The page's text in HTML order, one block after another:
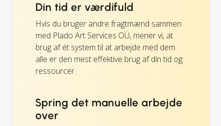
Din tid er værdifuld
Hvis du bruger andre fragtmænd sammen
med Plado Art Services OÜ, mener vi, at
brug af ét system til at arbejde med dem
alle er den mest effektive brug af din tid og
ressourcer.
Spring det manuelle arbejde
over